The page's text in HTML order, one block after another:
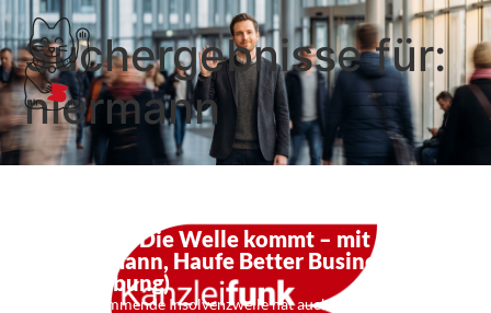
Suchergebnisse für:
niermann
Kf 138: Die Welle kommt – mit Jörg
Niermann, Haufe Better Business
(Werbung)
Die kommende Insolvenzwelle hat auch Einfluss auf